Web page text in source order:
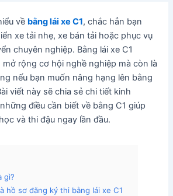
về bằng lái xe C1, chắc hẳn bạn
xe tải nhẹ, xe bán tải hoặc phục vụ
chuyên nghiệp. Bằng lái xe C1
rộng cơ hội nghề nghiệp mà còn là
nếu bạn muốn nâng hạng lên bằng
viết này sẽ chia sẻ chi tiết kinh
điều cần biết về bằng C1 giúp
và thi đậu ngay lần đầu.
gì?
hồ sơ đăng ký thi bằng lái xe C1